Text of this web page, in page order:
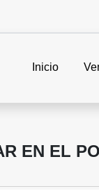
Inicio
EN EL